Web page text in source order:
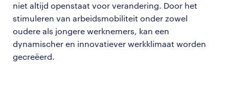
niet altijd openstaat voor verandering. Door het
stimuleren van arbeidsmobiliteit onder zowel
oudere als jongere werknemers, kan een
dynamischer en innovatiever werkklimaat worden
gecreëerd.